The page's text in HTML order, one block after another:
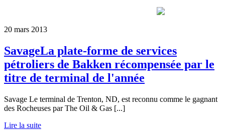
20 mars 2013
SavageLa plate-forme de services
pétroliers de Bakken récompensée par le
titre de terminal de l'année
Savage Le terminal de Trenton, ND, est reconnu comme le gagnant
des Rocheuses par The Oil & Gas [...]
Lire la suite